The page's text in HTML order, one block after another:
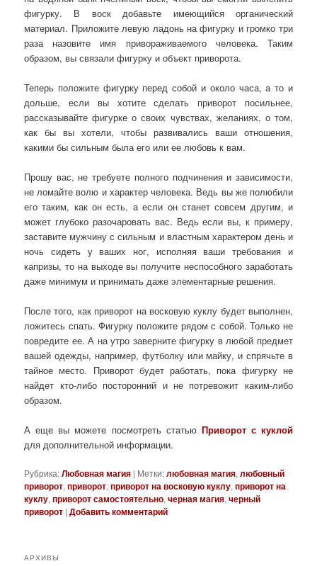
фигурку. В воск добавьте имеющийся органический
материал. Приложите левую ладонь на фигурку и громко три
раза назовите имя привораживаемого человека. Таким
образом, вы связали фигурку и объект приворота.
Теперь положите фигурку перед собой и около часа, а то и
дольше, если вы хотите сделать приворот посильнее,
рассказывайте фигурке о своих чувствах, желаниях, о том,
как бы вы хотели, чтобы развивались ваши отношения,
какими бы сильным была его или ее любовь к вам.
Прошу вас, не требуете полного подчинения и зависимости,
не ломайте волю и характер человека. Ведь вы же полюбили
его таким, как он есть, а если он станет совсем другим, и
может глубоко разочаровать вас. Ведь если вы, к примеру,
заставите мужчину с сильным и властным характером день и
ночь сидеть у ваших ног, исполняя ваши требования и
капризы, то на выходе вы получите неспособного заработать
даже минимум и принимать даже элементарные решения.
После того, как приворот на восковую куклу будет выполнен,
ложитесь спать. Фигурку положите рядом с собой. Только не
повредите ее. А на утро заверните фигурку в любой предмет
вашей одежды, например, футболку или майку, и спрячьте в
тайное место. Приворот будет работать, пока фигурку не
найдет кто-либо посторонний и не потревожит каким-либо
образом.
А еще вы можете посмотреть статью Приворот с куклой
для дополнительной информации.
Рубрика:Любовная магия | Метки:любовная магия,любовный
приворот,приворот,приворот на восковую куклу,приворот на
куклу,приворот самостоятельно,черная магия,черный
приворот |Добавить комментарий
АРХИВЫ